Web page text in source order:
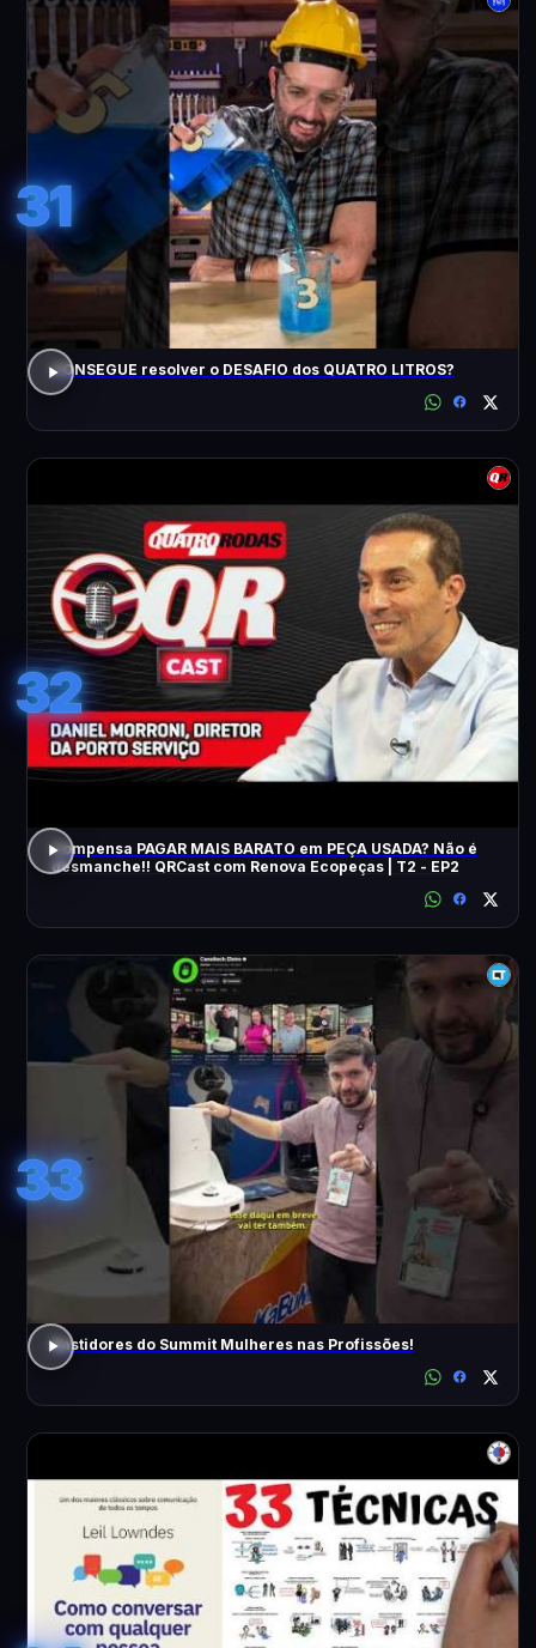
31
CONSEGUE resolver o DESAFIO dos QUATRO LITROS?
32
Compensa PAGAR MAIS BARATO em PEÇA USADA? Não é
desmanche!! QRCast com Renova Ecopeças | T2 - EP2
33
Bastidores do Summit Mulheres nas Profissões!